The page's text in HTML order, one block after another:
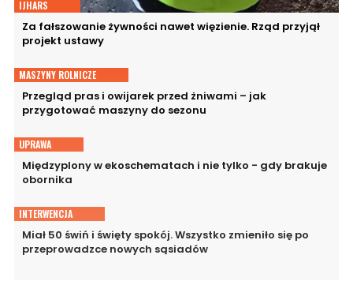
IJHARS
Za fałszowanie żywności nawet więzienie. Rząd przyjął
projekt ustawy
MASZYNY ROLNICZE
Przegląd pras i owijarek przed żniwami – jak
przygotować maszyny do sezonu
UPRAWA
Międzyplony w ekoschematach i nie tylko - gdy brakuje
obornika
INTERWENCJA
Miał 50 świń i święty spokój. Wszystko zmieniło się po
przeprowadzce nowych sąsiadów